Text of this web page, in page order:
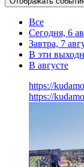
Все
Сегодня, 6
Завтра, 7
В эти
В августе
https://
https://